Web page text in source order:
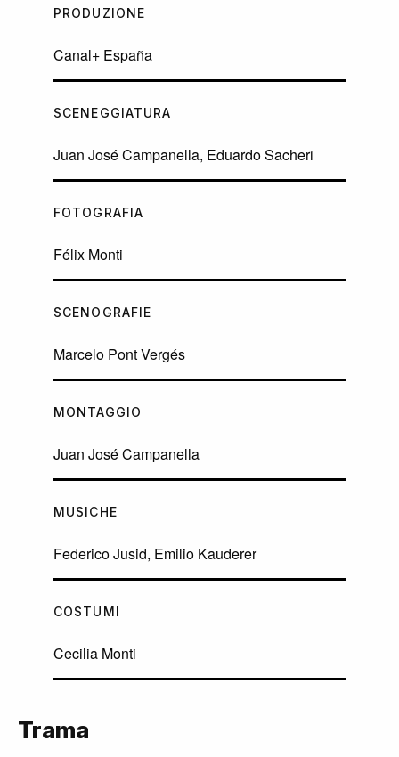
PRODUZIONE
Canal+ España
SCENEGGIATURA
Juan José Campanella, Eduardo Sacheri
FOTOGRAFIA
Félix Monti
SCENOGRAFIE
Marcelo Pont Vergés
MONTAGGIO
Juan José Campanella
MUSICHE
Federico Jusid, Emilio Kauderer
COSTUMI
Cecilia Monti
Trama